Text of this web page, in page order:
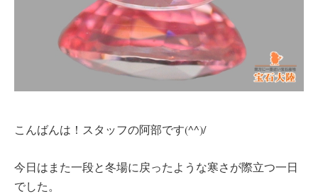
こんばんは！スタッフの阿部です(^^)/
今日はまた一段と冬場に戻ったような寒さが際立つ一日
でした。